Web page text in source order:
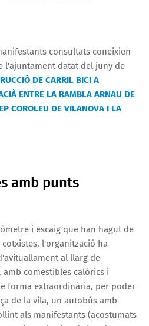
consultats coneixien
l'ajuntament datat del juny de
DE CARRIL BICI A
ENTRE LA RAMBLA ARNAU DE
COROLEU DE VILANOVA I LA
amb punts
i escaig que han hagut de
l'organització ha
al llarg de
amb comestibles calòrics i
forma extraordinària, per poder
de la vila, un autobús amb
als manifestants (acostumats